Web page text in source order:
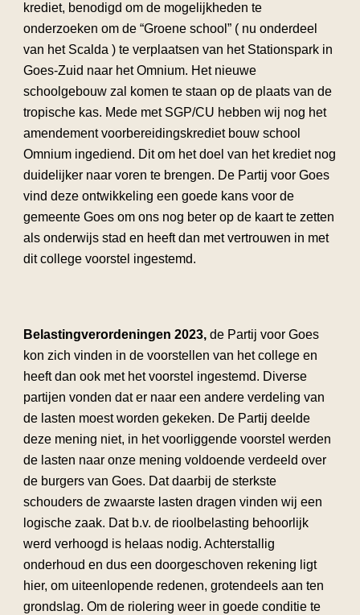
krediet, benodigd om de mogelijkheden te
onderzoeken om de “Groene school” ( nu onderdeel
van het Scalda ) te verplaatsen van het Stationspark in
Goes-Zuid naar het Omnium. Het nieuwe
schoolgebouw zal komen te staan op de plaats van de
tropische kas. Mede met SGP/CU hebben wij nog het
amendement voorbereidingskrediet bouw school
Omnium ingediend. Dit om het doel van het krediet nog
duidelijker naar voren te brengen. De Partij voor Goes
vind deze ontwikkeling een goede kans voor de
gemeente Goes om ons nog beter op de kaart te zetten
als onderwijs stad en heeft dan met vertrouwen in met
dit college voorstel ingestemd.
Belastingverordeningen 2023,de Partij voor Goes
kon zich vinden in de voorstellen van het college en
heeft dan ook met het voorstel ingestemd. Diverse
partijen vonden dat er naar een andere verdeling van
de lasten moest worden gekeken. De Partij deelde
deze mening niet, in het voorliggende voorstel werden
de lasten naar onze mening voldoende verdeeld over
de burgers van Goes. Dat daarbij de sterkste
schouders de zwaarste lasten dragen vinden wij een
logische zaak. Dat b.v. de rioolbelasting behoorlijk
werd verhoogd is helaas nodig. Achterstallig
onderhoud en dus een doorgeschoven rekening ligt
hier, om uiteenlopende redenen, grotendeels aan ten
grondslag. Om de riolering weer in goede conditie te